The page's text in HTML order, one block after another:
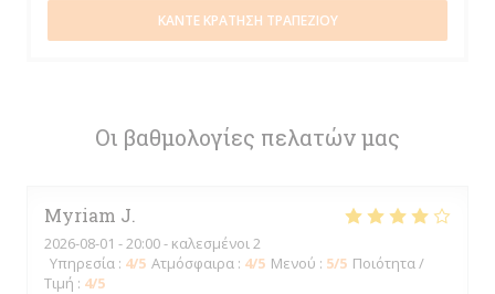
Οι βαθμολογίες πελατών μας
Myriam J
2026-08-01 - 20:00 - καλεσμένοι 2
Υπηρεσία : 4/5 Ατμόσφαιρα : 4/5 Μενού : 5/5 Ποιότητα /
Τιμή : 4/5
ΚΆΝΤΕ ΚΡΆΤΗΣΗ ΤΡΑΠΕΖΙΟΎ